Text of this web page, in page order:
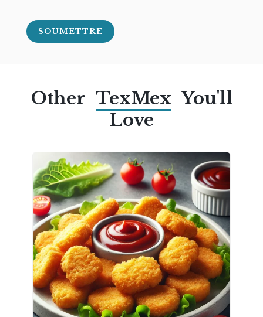
Other TexMex You'll
Love